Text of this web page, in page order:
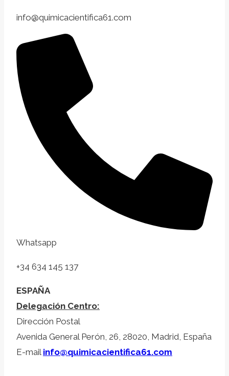
info@quimicacientifica61.com
Whatsapp
+34 634 145 137
ESPAÑA
Delegación Centro:
Dirección Postal
Avenida General Perón, 26, 28020, Madrid, España
E-mail info@quimicacientifica61.com